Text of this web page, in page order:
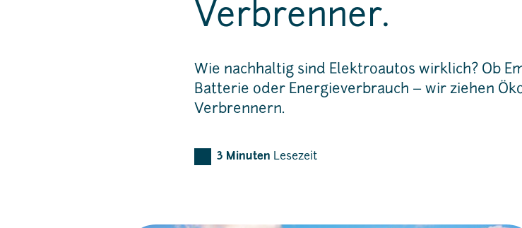
Verbrenner.
Wie nachhaltig sind Elektroautos wirklich? Ob
Batterie oder Energieverbrauch – wir ziehen
Verbrennern.
3 Minuten Lesezeit